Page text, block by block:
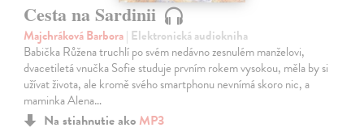
Cesta na Sardinii
Majchráková Barbora| Elektronická audiokniha
Babička Růžena truchlí po svém nedávno zesnulém manželovi,
dvacetiletá vnučka Sofie studuje prvním rokem vysokou, měla by si
užívat života, ale kromě svého smartphonu nevnímá skoro nic, a
maminka Alena…
Na stiahnutie ako MP3